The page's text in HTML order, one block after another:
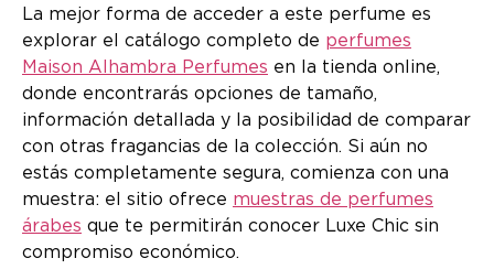
La mejor forma de acceder a este perfume es
explorar el catálogo completo de perfumes
Maison Alhambra Perfumes en la tienda online,
donde encontrarás opciones de tamaño,
información detallada y la posibilidad de comparar
con otras fragancias de la colección. Si aún no
estás completamente segura, comienza con una
muestra: el sitio ofrece muestras de perfumes
árabes que te permitirán conocer Luxe Chic sin
compromiso económico.